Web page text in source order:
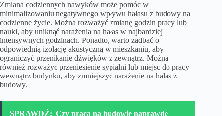
Zmiana codziennych nawyków może pomóc w
minimalizowaniu negatywnego wpływu hałasu z budowy na
codzienne życie. Można rozważyć zmianę godzin pracy lub
nauki, aby uniknąć narażenia na hałas w najbardziej
intensywnych godzinach. Ponadto, warto zadbać o
odpowiednią izolację akustyczną w mieszkaniu, aby
ograniczyć przenikanie dźwięków z zewnątrz. Można
również rozważyć przeniesienie sypialni lub miejsc do pracy
wewnątrz budynku, aby zmniejszyć narażenie na hałas z
budowy.
SPRAWDŹ: Czy praca na budowie naprawdę